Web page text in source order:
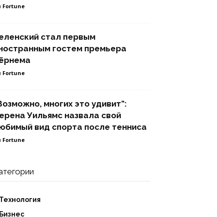
Fortune
стал первым
гостем премьера
Fortune
многих это удивит”:
Уильямс назвала свой
вид спорта после тенниса
Fortune
Технология
Бизнес